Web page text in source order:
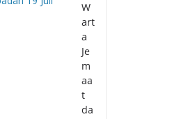
W
art
a
Je
m
aa
t
da